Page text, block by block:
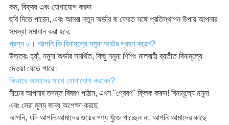
কম, বিক্রয় এবং যোগাযোগ করুন
ছবি দিতে পারেন, এবং আমরা নতুন অর্ডার বা ফেরত সঙ্গে প্রতিস্থাপন উপায় আপনার
সমস্যা সমাধান করা হবে.
প্রশ্ন ৮। আপনি কি বিনামূল্যে নমুনা অর্ডার গ্রহণ করেন?
উত্তরঃ হ্যাঁ, নমুনা অর্ডার সমর্থিত, কিছু নমুনা শিপিং মালবাহী ব্যতীত বিনামূল্যে
দেওয়া যেতে পারে।
কিভাবে আমাদের সাথে যোগাযোগ করবেন?
নীচের আপনার তদন্ত বিবরণ পাঠান, এখন "প্রেরণ" ক্লিক করুন! বিনামূল্যে নমুনা
এবং সেরা মূল্য জন্য অপেক্ষা করছে
আপনি, যদি আপনি আমাদের ওয়েব পণ্য খুঁজে পাচ্ছেন না, আপনি আমাদের কাছে